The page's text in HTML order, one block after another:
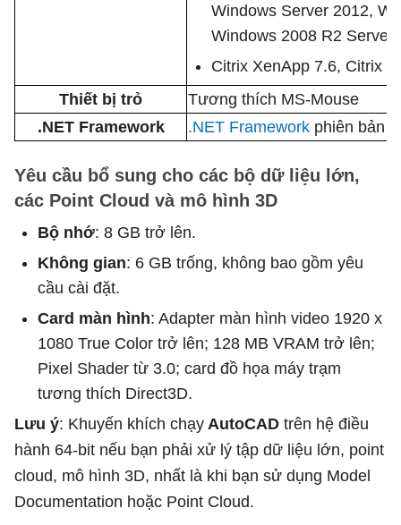
Windows Server 2012,
Windows 2008 R2 Server.
Citrix XenApp 7.6, Citrix
Thiết bị trỏ
Tương thích MS-Mouse
.NET Framework
.NET Framework phiên bản
Yêu cầu bổ sung cho các bộ dữ liệu lớn,
các Point Cloud và mô hình 3D
Bộ nhớ: 8 GB trở lên.
Không gian: 6 GB trống, không bao gồm yêu
cầu cài đặt.
Card màn hình: Adapter màn hình video 1920 x
1080 True Color trở lên; 128 MB VRAM trở lên;
Pixel Shader từ 3.0; card đồ họa máy trạm
tương thích Direct3D.
Lưu ý: Khuyến khích chạy AutoCAD trên hệ điều
hành 64-bit nếu bạn phải xử lý tập dữ liệu lớn, point
cloud, mô hình 3D, nhất là khi bạn sử dụng Model
Documentation hoặc Point Cloud.